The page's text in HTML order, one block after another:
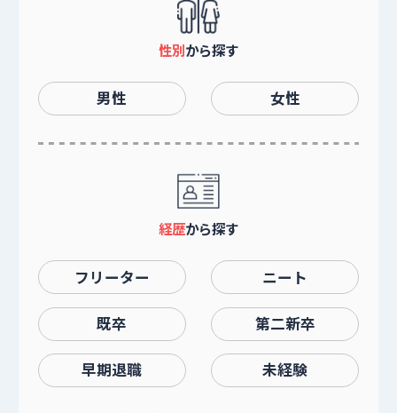
性別から探す
男性 女性
経歴から探す
フリーター ニート
既卒 第二新卒
早期退職 未経験